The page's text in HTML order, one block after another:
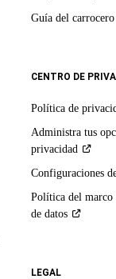
Guía delcarrocero
CENTRO DE
Política de
Administra tus
privacidad
Configuraciones
Política del marco
dedatos
LEGAL